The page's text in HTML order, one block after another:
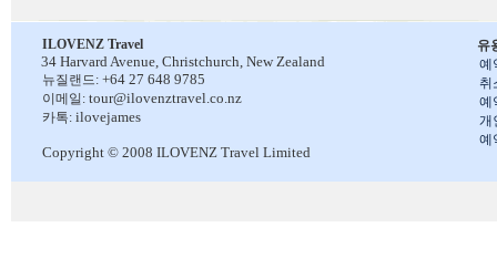
유
예
취
예
개
예
ILOVENZ Travel
34 Harvard Avenue, Christchurch, New Zealand
뉴질랜드: +64 27 648 9785
이메일: tour@ilovenztravel.co.nz
카톡: ilovejames
Copyright © 2008 ILOVENZ Travel Limited